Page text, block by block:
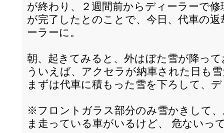
が終わり、２週間前からディーラーで
が完了したとのことで、今日、代車の
ーラーに。
朝、起きてみると、外はぼた雪が降っ
ういえば、アクセラが納車された日も
まずは代車に積もった雪を下ろして、
※フロントガラス部分のみ雪かきして
ま走っている車がいるけど、 危ないっ